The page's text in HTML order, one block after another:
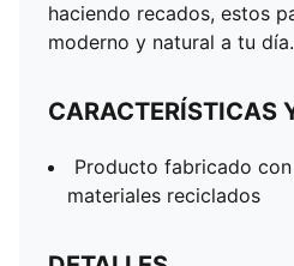
haciendo recados, estos
moderno y natural a tu día.
CARACTERÍSTICAS
Producto fabricado
materiales reciclados